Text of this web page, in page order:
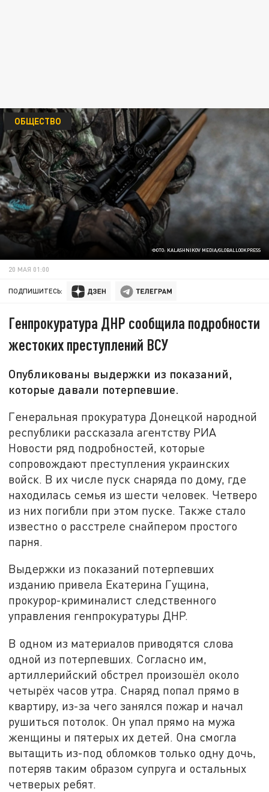
ФОТО: KALASHNIKOV MEDIA/GLOBALLOOKPRESS
ОБЩЕСТВО
20 МАЯ 01:00
ПОДПИШИТЕСЬ:
Генпрокуратура ДНР сообщила подробности
жестоких преступлений ВСУ
Опубликованы выдержки из показаний,
которые давали потерпевшие.
Генеральная прокуратура Донецкой народной
республики рассказала агентству РИА
Новости ряд подробностей, которые
сопровождают преступления украинских
войск. В их числе пуск снаряда по дому, где
находилась семья из шести человек. Четверо
из них погибли при этом пуске. Также стало
известно о расстреле снайпером простого
парня.
Выдержки из показаний потерпевших
изданию привела Екатерина Гущина,
прокурор-криминалист следственного
управления генпрокуратуры ДНР.
В одном из материалов приводятся слова
одной из потерпевших. Согласно им,
артиллерийский обстрел произошёл около
четырёх часов утра. Снаряд попал прямо в
квартиру, из-за чего занялся пожар и начал
рушиться потолок. Он упал прямо на мужа
женщины и пятерых их детей. Она смогла
вытащить из-под обломков только одну дочь,
потеряв таким образом супруга и остальных
четверых ребят.